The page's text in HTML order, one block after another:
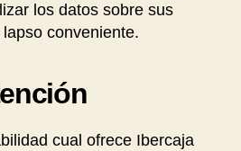
los datos sobre sus
conveniente.
cual ofrece Ibercaja